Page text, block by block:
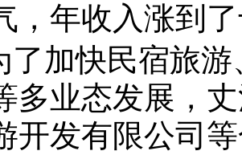
，年收入涨到
了加快民宿旅
多业态发展，
开发有限公司